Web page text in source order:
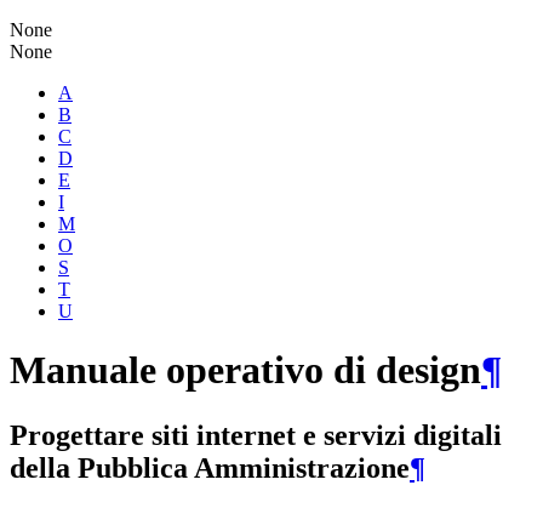
None
None
A
B
C
D
E
I
M
O
S
T
U
Manuale operativo di design¶
Progettare siti internet e servizi digitali
della Pubblica Amministrazione¶